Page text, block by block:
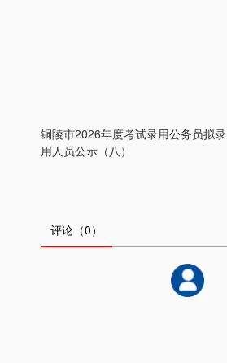
铜陵市2026年度考试录用公务员拟录
用人员公示（八）
评论 （0）